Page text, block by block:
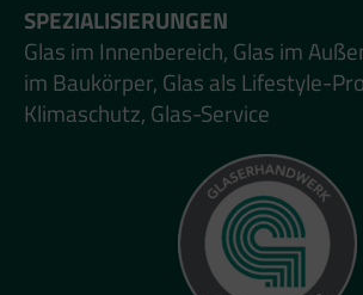
SPEZIALISIERUNGEN
Glas im Innenbereich, Glas im
im Baukörper, Glas als Lifestyle-
Klimaschutz, Glas-Service